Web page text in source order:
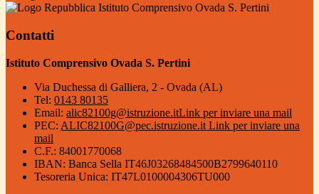
Istituto Comprensivo Ovada S. Pertini
Contatti
Istituto Comprensivo Ovada S. Pertini
Via Duchessa di Galliera, 2 - Ovada (AL)
Tel: 0143 80135
Email: alic82100g@istruzione.itLink per inviare una mail
PEC: ALIC82100G@pec.istruzione.it Link per inviare una
mail
C.F.: 84001770068
IBAN: Banca Sella IT46J03268484500B2799640110
Tesoreria Unica: IT47L0100004306TU000